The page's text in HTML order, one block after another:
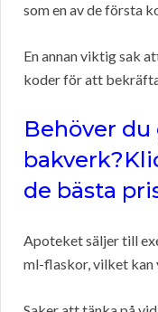
som en av de första
En annan viktig sak
koder för att
Behöver
de bästa
Apoteket säljer till
ml-flaskor, vilket kan